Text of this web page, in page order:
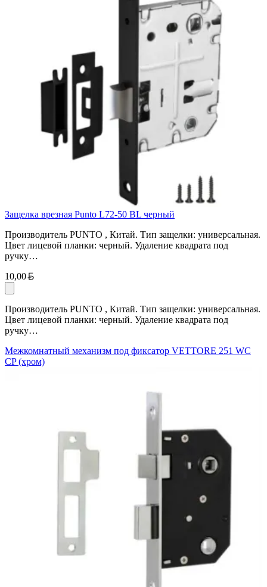
Защелка врезная Punto L72-50 BL черный
Производитель PUNTO , Китай. Тип защелки: универсальная.
Цвет лицевой планки: черный. Удаление квадрата под
ручку…
10,00
Производитель PUNTO , Китай. Тип защелки: универсальная.
Цвет лицевой планки: черный. Удаление квадрата под
ручку…
Межкомнатный механизм под фиксатор VETTORE 251 WC
CP (хром)